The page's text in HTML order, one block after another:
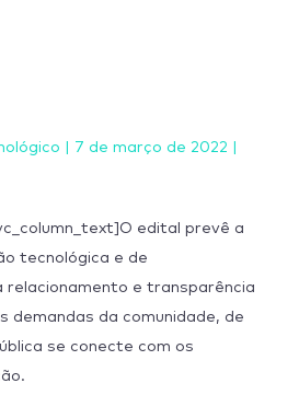
| 7 de março de 2022 |
edital prevê a
tecnológica e de
relacionamento e transparência
demandas da comunidade, de
se conecte com os